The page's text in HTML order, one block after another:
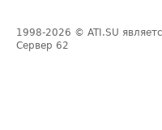
1998-2026 © ATI.SU
Сервер 62